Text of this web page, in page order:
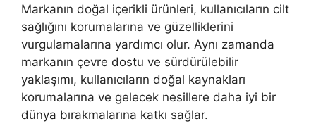
Markanın doğal içerikli ürünleri, kullanıcıların cilt
sağlığını korumalarına ve güzelliklerini
vurgulamalarına yardımcı olur. Aynı zamanda
markanın çevre dostu ve sürdürülebilir
yaklaşımı, kullanıcıların doğal kaynakları
korumalarına ve gelecek nesillere daha iyi bir
dünya bırakmalarına katkı sağlar.